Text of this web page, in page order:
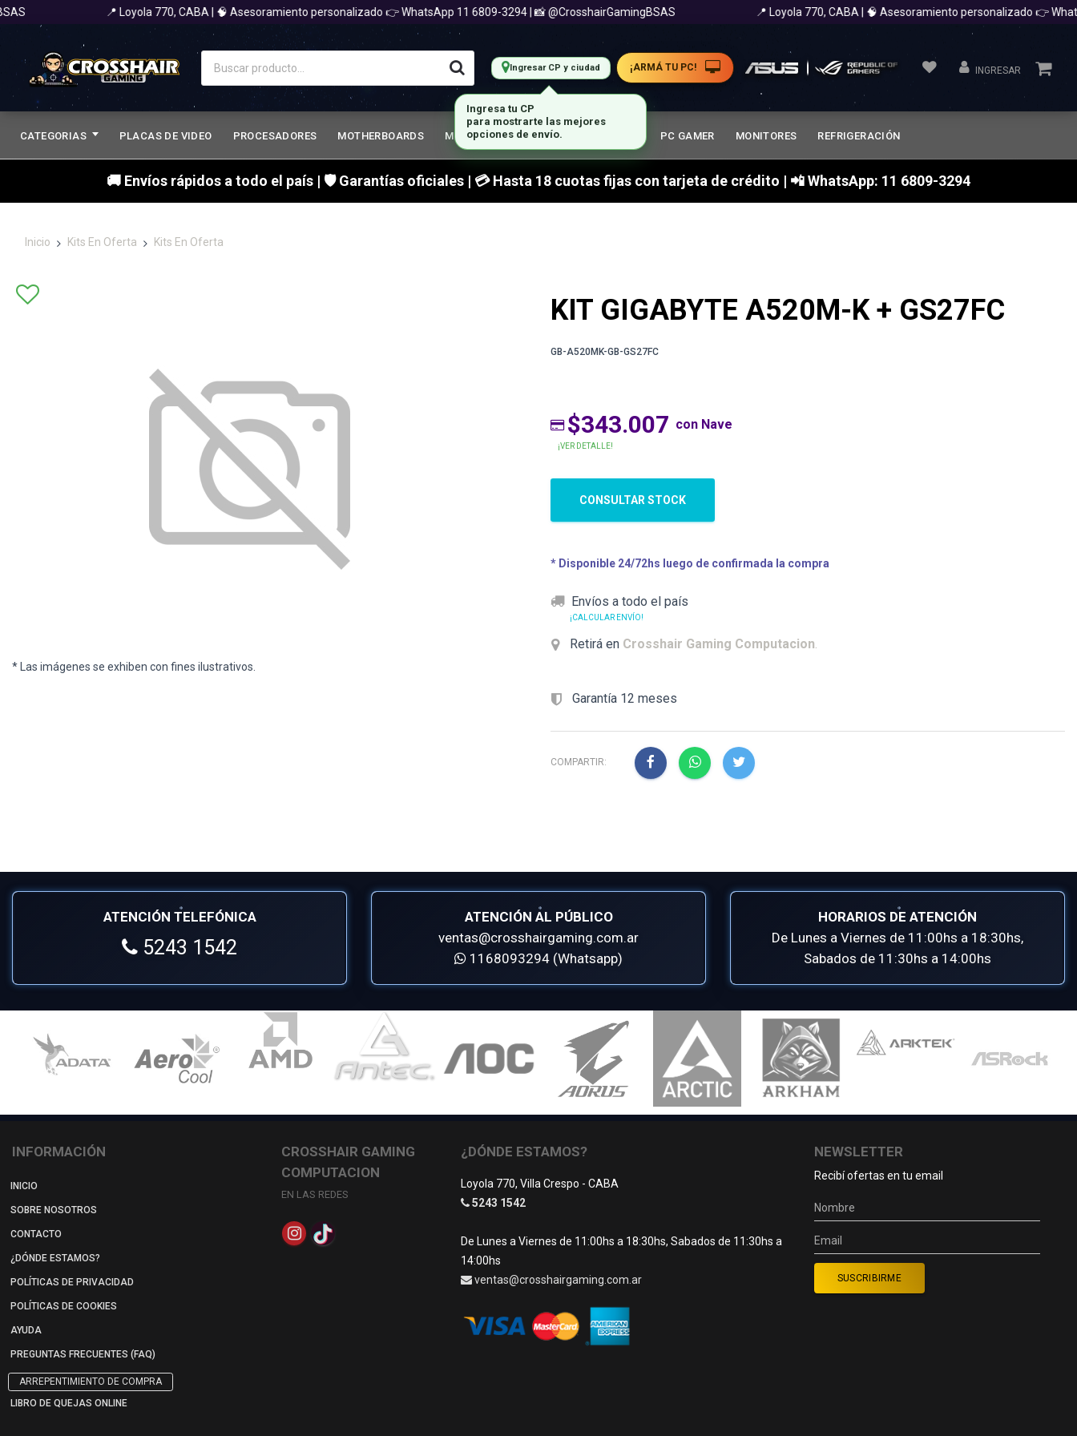
📍 Loyola 770, CABA | 🧠 Asesoramiento personalizado 👉 WhatsApp 11 6809-3294 | 📸 @CrosshairGamingBSAS 📍 Loyola 770, CABA | 🧠 Asesoramiento personalizado 👉
Ingresar CP y ciudad ¡ARMÁ TU PC! INGRESAR
CATEGORIAS PLACAS DE VIDEO PROCESADORES MOTHERBOARDS MEMORIA RAM GABINETES GAMER PC GAMER MONITORES REFRIGERACIÓN
🚚 Envíos rápidos a todo el país | 🛡 Garantías oficiales | 💳 Hasta 18 cuotas fijas con tarjeta de crédito | 📲 WhatsApp: 11 6809-3294
Inicio Kits En Oferta Kits En Oferta
* Las imágenes se exhiben con fines ilustrativos.
KIT GIGABYTE A520M-K + GS27FC
GB-A520MK-GB-GS27FC
$343.007 con Nave
¡VER DETALLE!
CONSULTAR STOCK
* Disponible 24/72hs luego de confirmada la compra
Envíos a todo el país
¡CALCULAR ENVÍO!
Retirá en Crosshair Gaming Computacion.
Garantía 12 meses
COMPARTIR:
ATENCIÓN TELEFÓNICA
5243 1542
ATENCIÓN AL PÚBLICO
ventas@crosshairgaming.com.ar
1168093294 (Whatsapp)
HORARIOS DE ATENCIÓN
De Lunes a Viernes de 11:00hs a 18:30hs,
Sabados de 11:30hs a 14:00hs
INFORMACIÓN
INICIO
SOBRE NOSOTROS
CONTACTO
¿DÓNDE ESTAMOS?
POLÍTICAS DE PRIVACIDAD
POLÍTICAS DE COOKIES
AYUDA
PREGUNTAS FRECUENTES (FAQ)
ARREPENTIMIENTO DE COMPRA
LIBRO DE QUEJAS ONLINE
CROSSHAIR GAMING
COMPUTACION
EN LAS REDES
¿DÓNDE ESTAMOS?
Loyola 770, Villa Crespo - CABA
5243 1542
De Lunes a Viernes de 11:00hs a 18:30hs, Sabados de 11:30hs a
14:00hs
ventas@crosshairgaming.com.ar
NEWSLETTER
Recibí ofertas en tu email